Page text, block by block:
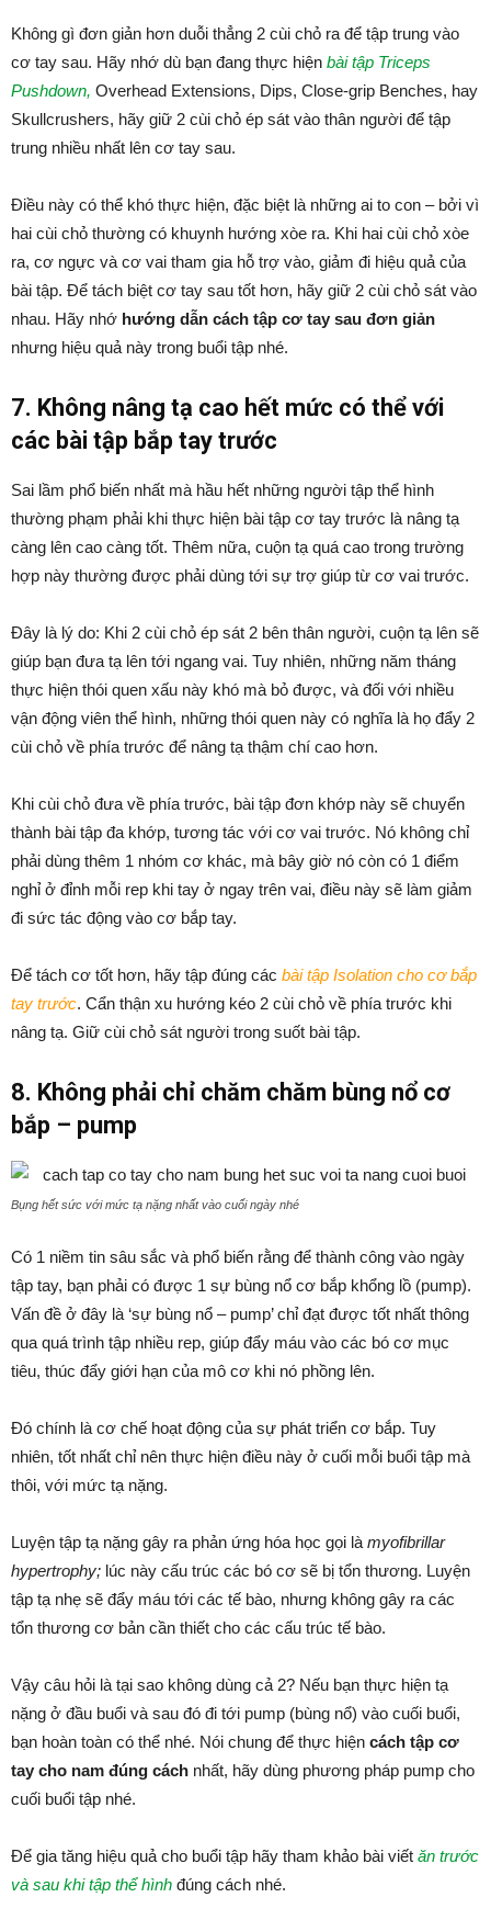
Không gì đơn giản hơn duỗi thẳng 2 cùi chỏ ra để tập trung vào
cơ tay sau. Hãy nhớ dù bạn đang thực hiện bài tập Triceps
Pushdown, Overhead Extensions, Dips, Close-grip Benches, hay
Skullcrushers, hãy giữ 2 cùi chỏ ép sát vào thân người để tập
trung nhiều nhất lên cơ tay sau.
Điều này có thể khó thực hiện, đặc biệt là những ai to con – bởi vì
hai cùi chỏ thường có khuynh hướng xòe ra. Khi hai cùi chỏ xòe
ra, cơ ngực và cơ vai tham gia hỗ trợ vào, giảm đi hiệu quả của
bài tập. Để tách biệt cơ tay sau tốt hơn, hãy giữ 2 cùi chỏ sát vào
nhau. Hãy nhớ hướng dẫn cách tập cơ tay sau đơn giản
nhưng hiệu quả này trong buổi tập nhé.
7. Không nâng tạ cao hết mức có thể với
các bài tập bắp tay trước
Sai lầm phổ biến nhất mà hầu hết những người tập thể hình
thường phạm phải khi thực hiện bài tập cơ tay trước là nâng tạ
càng lên cao càng tốt. Thêm nữa, cuộn tạ quá cao trong trường
hợp này thường được phải dùng tới sự trợ giúp từ cơ vai trước.
Đây là lý do: Khi 2 cùi chỏ ép sát 2 bên thân người, cuộn tạ lên sẽ
giúp bạn đưa tạ lên tới ngang vai. Tuy nhiên, những năm tháng
thực hiện thói quen xấu này khó mà bỏ được, và đối với nhiều
vận động viên thể hình, những thói quen này có nghĩa là họ đẩy 2
cùi chỏ về phía trước để nâng tạ thậm chí cao hơn.
Khi cùi chỏ đưa về phía trước, bài tập đơn khớp này sẽ chuyển
thành bài tập đa khớp, tương tác với cơ vai trước. Nó không chỉ
phải dùng thêm 1 nhóm cơ khác, mà bây giờ nó còn có 1 điểm
nghỉ ở đỉnh mỗi rep khi tay ở ngay trên vai, điều này sẽ làm giảm
đi sức tác động vào cơ bắp tay.
Để tách cơ tốt hơn, hãy tập đúng các bài tập Isolation cho cơ bắp
tay trước. Cẩn thận xu hướng kéo 2 cùi chỏ về phía trước khi
nâng tạ. Giữ cùi chỏ sát người trong suốt bài tập.
8. Không phải chỉ chăm chăm bùng nổ cơ
bắp – pump
Bụng hết sức với mức tạ nặng nhất vào cuối ngày nhé
Có 1 niềm tin sâu sắc và phổ biến rằng để thành công vào ngày
tập tay, bạn phải có được 1 sự bùng nổ cơ bắp khổng lồ (pump).
Vấn đề ở đây là ‘sự bùng nổ – pump’ chỉ đạt được tốt nhất thông
qua quá trình tập nhiều rep, giúp đẩy máu vào các bó cơ mục
tiêu, thúc đẩy giới hạn của mô cơ khi nó phồng lên.
Đó chính là cơ chế hoạt động của sự phát triển cơ bắp. Tuy
nhiên, tốt nhất chỉ nên thực hiện điều này ở cuối mỗi buổi tập mà
thôi, với mức tạ nặng.
Luyện tập tạ nặng gây ra phản ứng hóa học gọi là myofibrillar
hypertrophy; lúc này cấu trúc các bó cơ sẽ bị tổn thương. Luyện
tập tạ nhẹ sẽ đẩy máu tới các tế bào, nhưng không gây ra các
tổn thương cơ bản cần thiết cho các cấu trúc tế bào.
Vậy câu hỏi là tại sao không dùng cả 2? Nếu bạn thực hiện tạ
nặng ở đầu buổi và sau đó đi tới pump (bùng nổ) vào cuối buổi,
bạn hoàn toàn có thể nhé. Nói chung để thực hiện cách tập cơ
tay cho nam đúng cách nhất, hãy dùng phương pháp pump cho
cuối buổi tập nhé.
Để gia tăng hiệu quả cho buổi tập hãy tham khảo bài viết ăn trước
và sau khi tập thể hình đúng cách nhé.